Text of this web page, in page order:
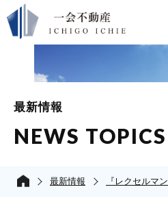
最新情報
NEWS TOPICS
最新情報